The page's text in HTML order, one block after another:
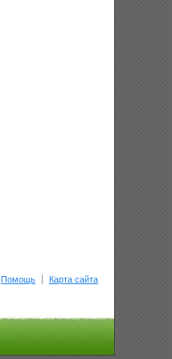
Помощь Карта сайта